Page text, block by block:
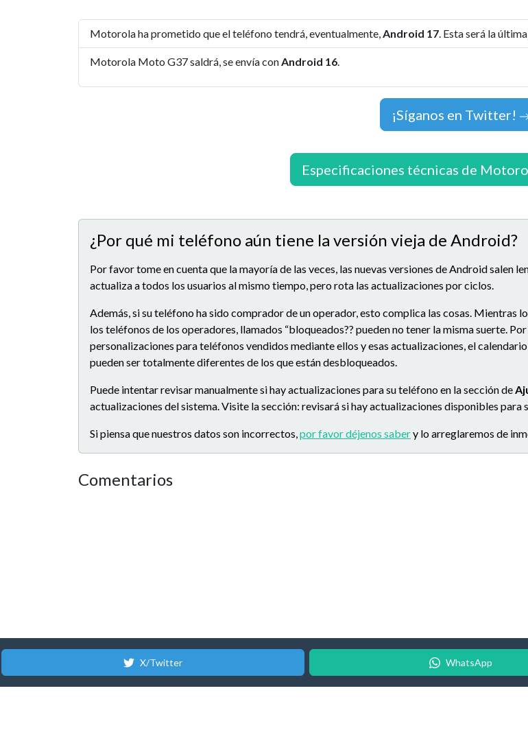
Motorola ha prometido que el teléfono tendrá, eventualmente,Android 17. Esta será la
Motorola Moto G37 saldrá, se envía conAndroid 16.
¡Síganos en Twitter!
Especificaciones técnicas de
¿Por qué mi teléfono aún tiene la versión vieja de Android?
Por favor tome en cuenta que la mayoría de las veces, las nuevas versiones de Android salen
actualiza a todos los usuarios al mismo tiempo, pero rota las actualizaciones por ciclos.
Además, si su teléfono ha sido comprador de un operador, esto complica las cosas. Mientras
los teléfonos de los operadores, llamados “bloqueados?? pueden no tener la misma suerte.
personalizaciones para teléfonos vendidos mediante ellos y esas actualizaciones, el
pueden ser totalmente diferentes de los que están desbloqueados.
Puede intentar revisar manualmente si hay actualizaciones para su teléfono en la sección de
actualizaciones del sistema. Visite la sección: revisará si hay actualizaciones disponibles para
Si piensa que nuestros datos son incorrectos,por favor déjenos sabery lo arreglaremos de
Comentarios
X/Twitter WhatsApp